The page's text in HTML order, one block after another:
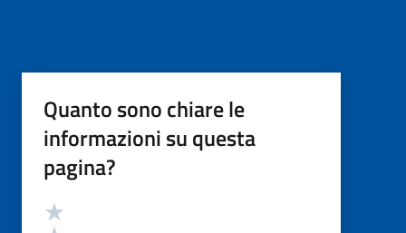
Quanto sono chiare le
informazioni su questa
pagina?
Valutazione